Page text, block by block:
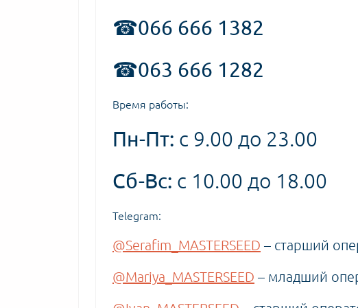
☎066 666 1382
☎063 666 1282
Время работы:
Пн-Пт: с 9.00 до 23.00
Сб-Вс: с 10.00 до 18.00
Telegram:
@Serafim_MASTERSEED – старший
@Mariya_MASTERSEED – младший